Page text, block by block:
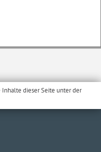
dieser Seite unter der